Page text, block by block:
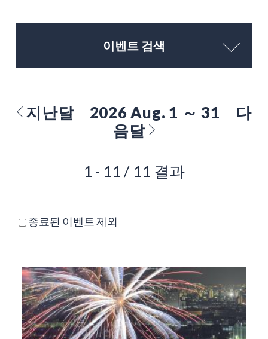
이벤트 검색
지난달 2026 Aug. 1 ～ 31
다
음달
1 - 11 / 11 결과
종료된 이벤트 제외